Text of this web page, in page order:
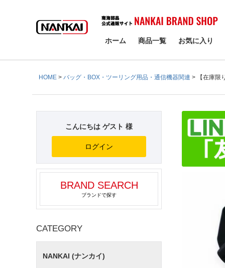
検索
ホーム 商品一覧 お気に入り
HOME バッグ・BOX・ツーリング用品・通信機器関連 【在庫
こんにちは ゲスト 様
ログイン
BRAND SEARCH
ブランドで探す
CATEGORY
NANKAI (ナンカイ)